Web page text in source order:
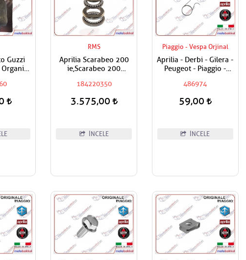
Guzzi
Organik
RMS
Aprilia Scarabeo 200
ie,Scarabeo 200
250,Atlantic 500 RMS
Rulman Set
184220350
3.575,00
İNCELE
Piaggio - Vespa Orjinal
Aprilia - Derbi - Gilera -
Peugeot - Piaggio -
Yayı
486974
59,00
İNCELE